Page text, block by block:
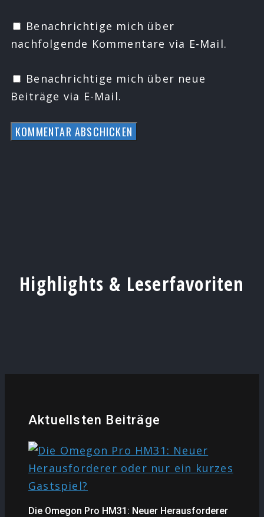
Benachrichtige mich über
nachfolgende Kommentare via E-Mail.
Benachrichtige mich über neue
Beiträge via E-Mail.
Highlights & Leserfavoriten
Aktuellsten Beiträge
Die Omegon Pro HM31: Neuer Herausforderer